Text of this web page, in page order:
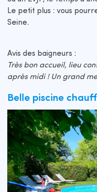
Le petit plus : vous
Seine.
Avis des baigneurs :
Très bon accueil, lieu
après midi ! Un grand
Belle piscine